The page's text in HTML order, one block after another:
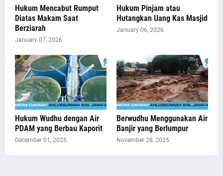
Hukum Mencabut Rumput
Diatas Makam Saat
Berziarah
January 07, 2026
Hukum Pinjam atau
Hutangkan Uang Kas Masjid
January 06, 2026
Hukum Wudhu dengan Air
PDAM yang Berbau Kaporit
December 01, 2025
Berwudhu Menggunakan Air
Banjir yang Berlumpur
November 28, 2025